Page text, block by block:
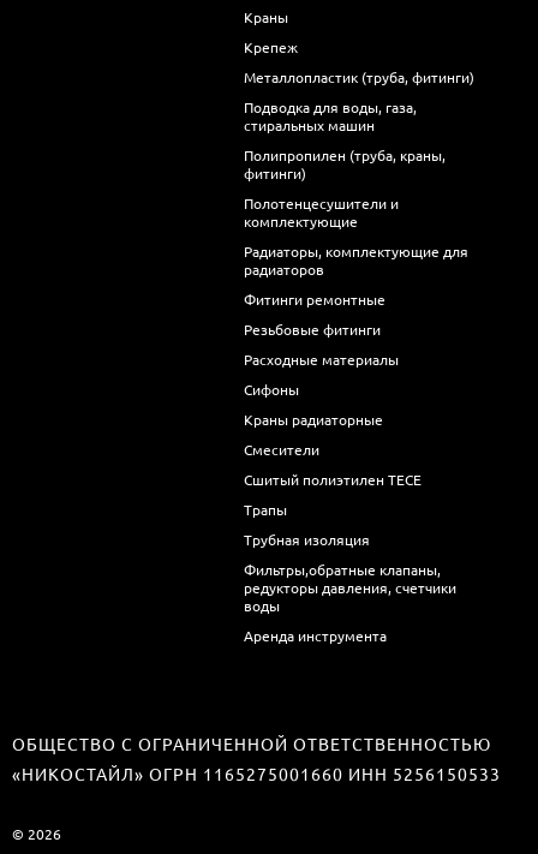
Краны
Крепеж
Металлопластик (труба, фитинги)
Подводка для воды, газа,
стиральных машин
Полипропилен (труба, краны,
фитинги)
Полотенцесушители и
комплектующие
Радиаторы, комплектующие для
радиаторов
Фитинги ремонтные
Резьбовые фитинги
Расходные материалы
Сифоны
Краны радиаторные
Смесители
Сшитый полиэтилен ТECE
Трапы
Трубная изоляция
Фильтры,обратные клапаны,
редукторы давления, счетчики
воды
Аренда инструмента
ОБЩЕСТВО С ОГРАНИЧЕННОЙ ОТВЕТСТВЕННОСТЬЮ
«НИКОСТАЙЛ» ОГРН 1165275001660 ИНН 5256150533
© 2026